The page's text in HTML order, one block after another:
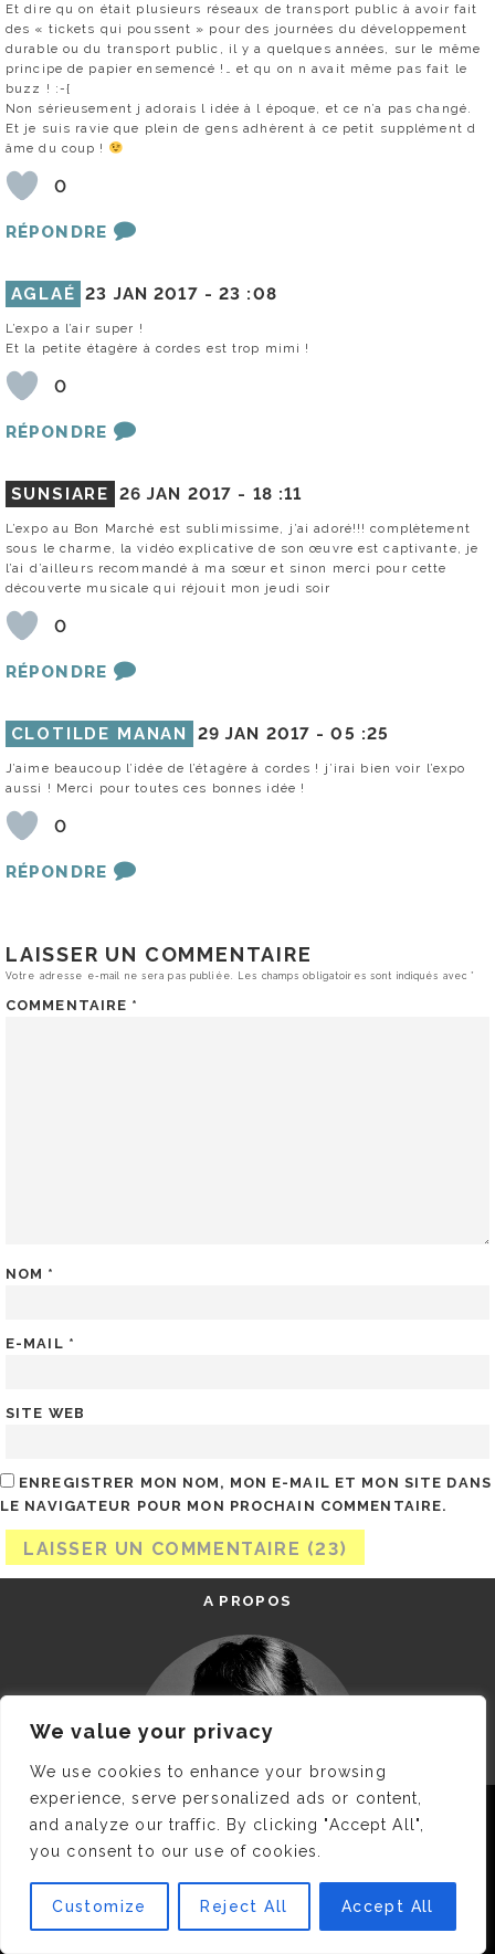
We value your privacy
We use cookies to enhance your browsing
experience, serve personalized ads or content,
and analyze our traffic. By clicking "Accept All",
you consent to our use of cookies.
Customize Reject All Accept All
Et dire qu on était plusieurs réseaux de transport public à avoir fait
des « tickets qui poussent » pour des journées du développement
durable ou du transport public, il y a quelques années, sur le même
principe de papier ensemencé !… et qu on n avait même pas fait le
buzz ! :-{
Non sérieusement j adorais l idée à l époque, et ce n’a pas changé.
Et je suis ravie que plein de gens adhèrent à ce petit supplément d
âme du coup !
0
RÉPONDRE
AGLAÉ 23 JAN 2017 -23 :08
L’expo a l’air super !
Et la petite étagère à cordes est trop mimi !
0
RÉPONDRE
SUNSIARE 26 JAN 2017 - 18 :11
L’expo au Bon Marché est sublimissime, j’ai adoré!!! complètement
sous le charme, la vidéo explicative de son œuvre est captivante, je
l’ai d’ailleurs recommandé à ma sœur et sinon merci pour cette
découverte musicale qui réjouit mon jeudi soir
0
RÉPONDRE
CLOTILDE MANAN 29 JAN 2017 -05 :25
J’aime beaucoup l’idée de l’étagère à cordes ! j’irai bien voir l’expo
aussi ! Merci pour toutes ces bonnes idée !
0
RÉPONDRE
LAISSER UN COMMENTAIRE
Votre adresse e-mail ne sera pas publiée. Les champs obligatoires sont indiqués avec*
COMMENTAIRE *
NOM *
E-MAIL *
SITE WEB
ENREGISTRER MON NOM, MON E-MAIL ET MON SITE DANS
LE NAVIGATEUR POUR MON PROCHAIN COMMENTAIRE.
A PROPOS
JE M’APPELLE DELPHINE MAIS C’EST ©CAMILLE
COLLIN QUI A PRIS CETTE PHOTO !
Nous utilisons des cookies pour vous garantir la meilleure
expérience sur notre site. Si vous continuez à utiliser ce
dernier, nous considérerons que vous acceptez l'utilisation des
cookies.
OK